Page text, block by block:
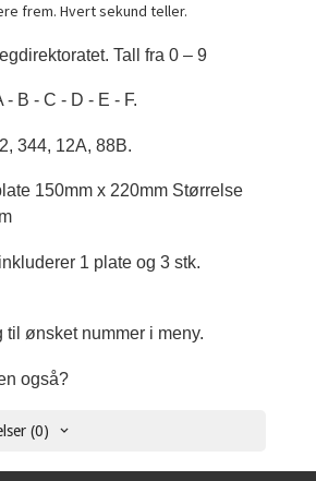
frem. Hvert sekund teller.
Tall fra 0 – 9
- B - C - D - E - F.
344, 12A, 88B.
150mm x 220mm Størrelse
1 plate og 3 stk.
til ønsket nummer i meny.
også?
(0)